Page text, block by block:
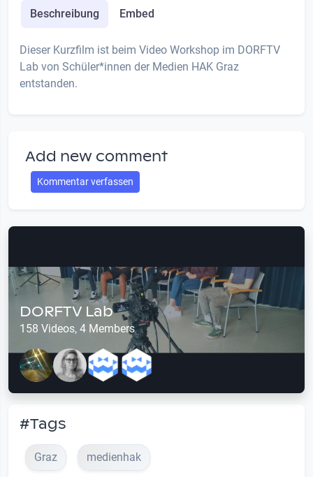
Beschreibung Embed
Dieser Kurzfilm ist beim Video Workshop im DORFTV
Lab von Schüler*innen der Medien HAK Graz
entstanden.
Add new comment
Kommentar verfassen
DORFTV Lab
158 Videos, 4 Members
#Tags
Graz medienhak